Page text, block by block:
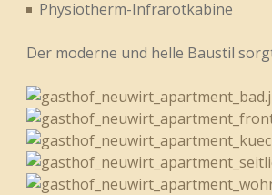
Physiotherm-Infrarotkabine
Der moderne und helle Baustil